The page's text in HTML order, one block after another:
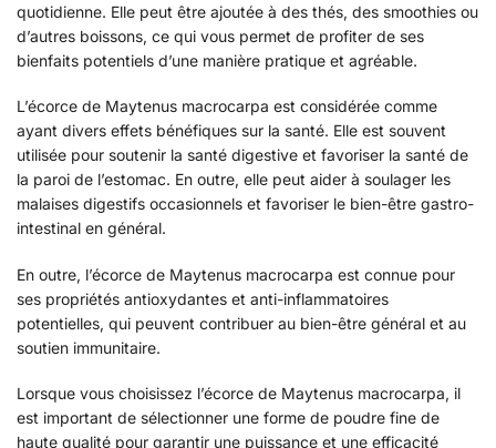
quotidienne. Elle peut être ajoutée à des thés, des smoothies ou
d’autres boissons, ce qui vous permet de profiter de ses
bienfaits potentiels d’une manière pratique et agréable.
L’écorce de Maytenus macrocarpa est considérée comme
ayant divers effets bénéfiques sur la santé. Elle est souvent
utilisée pour soutenir la santé digestive et favoriser la santé de
la paroi de l’estomac. En outre, elle peut aider à soulager les
malaises digestifs occasionnels et favoriser le bien-être gastro-
intestinal en général.
En outre, l’écorce de Maytenus macrocarpa est connue pour
ses propriétés antioxydantes et anti-inflammatoires
potentielles, qui peuvent contribuer au bien-être général et au
soutien immunitaire.
Lorsque vous choisissez l’écorce de Maytenus macrocarpa, il
est important de sélectionner une forme de poudre fine de
haute qualité pour garantir une puissance et une efficacité